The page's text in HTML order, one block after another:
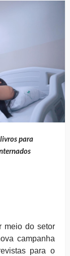
para
meio do setor
campanha
para o